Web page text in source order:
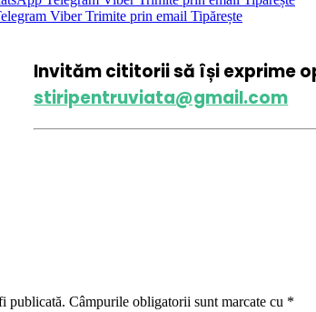
Viber Trimite prin email Tipărește
Invităm cititorii să își exprime
stiripentruviata@gmail.com
publicată. Câmpurile obligatorii sunt marcate cu *